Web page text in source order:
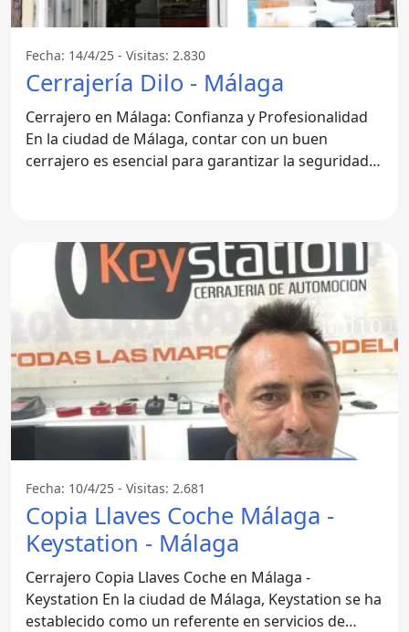
Fecha: 14/4/25 - Visitas: 2.830
Cerrajería Dilo - Málaga
Cerrajero en Málaga: Confianza y Profesionalidad
En la ciudad de Málaga, contar con un buen
cerrajero es esencial para garantizar la seguridad
Fecha: 10/4/25 - Visitas: 2.681
Copia Llaves Coche Málaga -
Keystation - Málaga
Cerrajero Copia Llaves Coche en Málaga -
Keystation En la ciudad de Málaga, Keystation se ha
establecido como un referente en servicios de